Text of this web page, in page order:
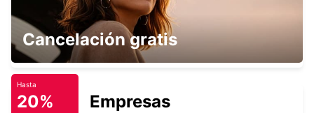
ARVIKA TRAIN STATION
ARVIKA - SWEDEN
Cancelación gratis
Hasta
20% Empresas